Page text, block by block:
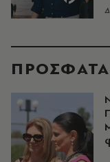
ΠΡΟΣΦΑΤΑ